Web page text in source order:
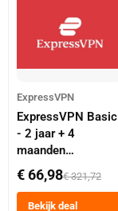
ExpressVPN
ExpressVPN Basic
- 2 jaar + 4
maanden
abonnement
€ 66,98€ 321,72
Bekijk deal